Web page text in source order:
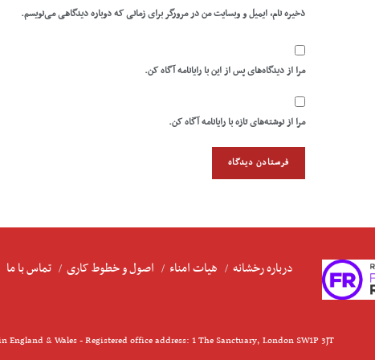
ذخیره نام، ایمیل و وبسایت من در مرورگر برای زمانی که دوباره دیدگاهی می‌نویسم.
مرا از دیدگاه‌های پس از این با رایانامه آگاه کن.
مرا از نوشته‌های تازه با رایانامه آگاه کن.
درباره رخشانه هیات امناء اصول و خطوط کاری تماس با ما
& Wales - Registered office address: 1 The Sanctuary, London SW1P 3JT